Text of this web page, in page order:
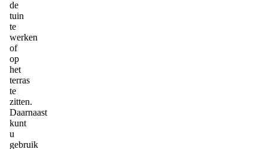
de
tuin
te
werken
of
op
het
terras
te
zitten.
Daarnaast
kunt
u
gebruik